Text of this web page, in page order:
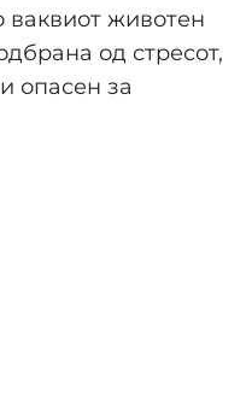
ваквиот животен
од стресот,
опасен за